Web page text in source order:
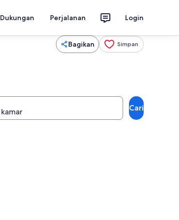
Dukungan Perjalanan Login
Bagikan Simpan
Cari